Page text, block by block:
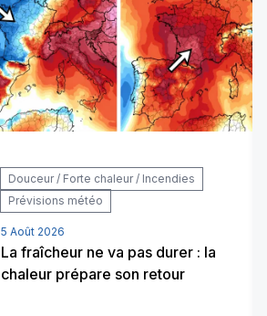
Douceur / Forte chaleur / Incendies
Prévisions météo
5 Août 2026
La fraîcheur ne va pas durer : la
chaleur prépare son retour